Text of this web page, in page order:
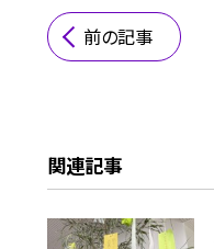
前の記事
関連記事